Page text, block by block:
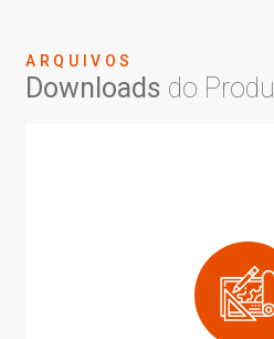
ARQUIVOS
Downloads do